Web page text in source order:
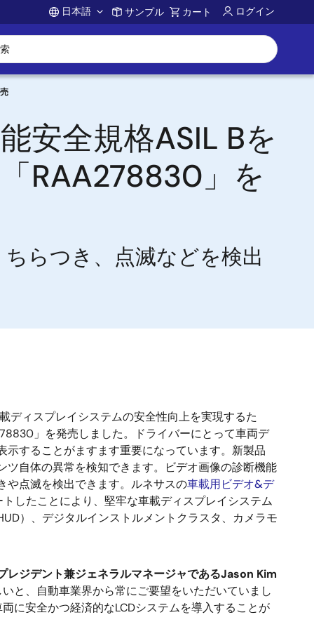
Account
日本語 サンプル カート ログイン
安全規格ASIL Bを
RAA278830」を
らつき、点滅などを検出
ィスプレイシステムの安全性向上を実現するた
」を発売しました。ドライバーにとって車両デ
することがますます重要になっています。新製品
自体の異常を検知できます。ビデオ画像の診断機能
や点滅を検出できます。ルネサスの車載用ビデオ&デ
したことにより、堅牢な車載ディスプレイシステム
）、デジタルインストルメントクラスタ、カメラモ
レジデント兼ジェネラルマネージャであるJason Kim
と、自動車業界から常にご要望をいただいていまし
に安全かつ経済的なLCDシステムを導入することが